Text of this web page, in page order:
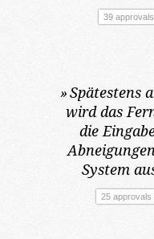
39 approvals
»Spätestens
wird das
die
System
25 approvals